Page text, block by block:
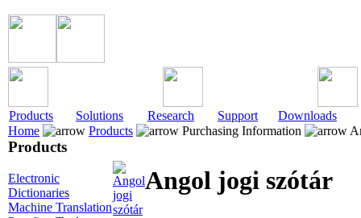
Products Solutions Research Support
Downloads
Home
Products Purchasing Information
Products
Electronic
Dictionaries
Machine Translation
Angol jogi szótár